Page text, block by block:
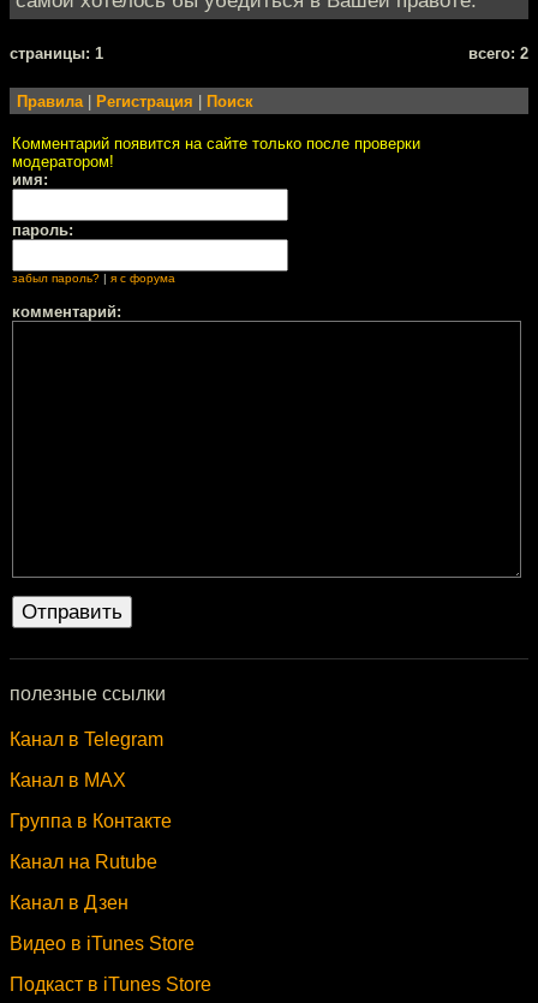
cтраницы: 1 всего: 2
Правила | Регистрация | Поиск
Комментарий появится на сайте только после проверки
модератором!
имя:
пароль:
забыл пароль? | я с форума
комментарий:
полезные ссылки
Канал в Telegram
Канал в MAX
Группа в Контакте
Канал на Rutube
Канал в Дзен
Видео в iTunes Store
Подкаст в iTunes Store